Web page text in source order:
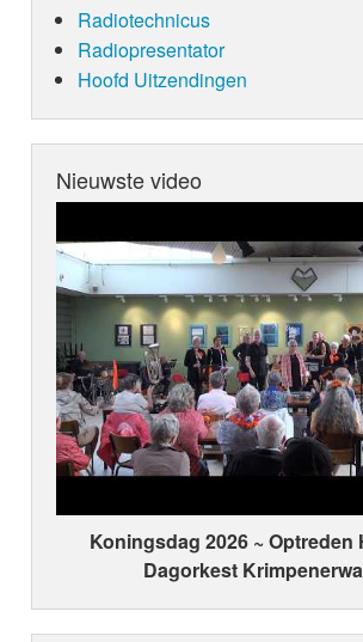
Radiotechnicus
Radiopresentator
Hoofd Uitzendingen
Nieuwste video
Koningsdag 2026 ~ Optreden
Dagorkest